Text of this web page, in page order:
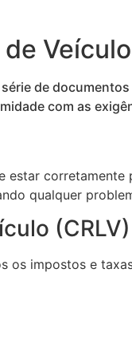
de
com as
qualquer
(CRLV)
impostos e